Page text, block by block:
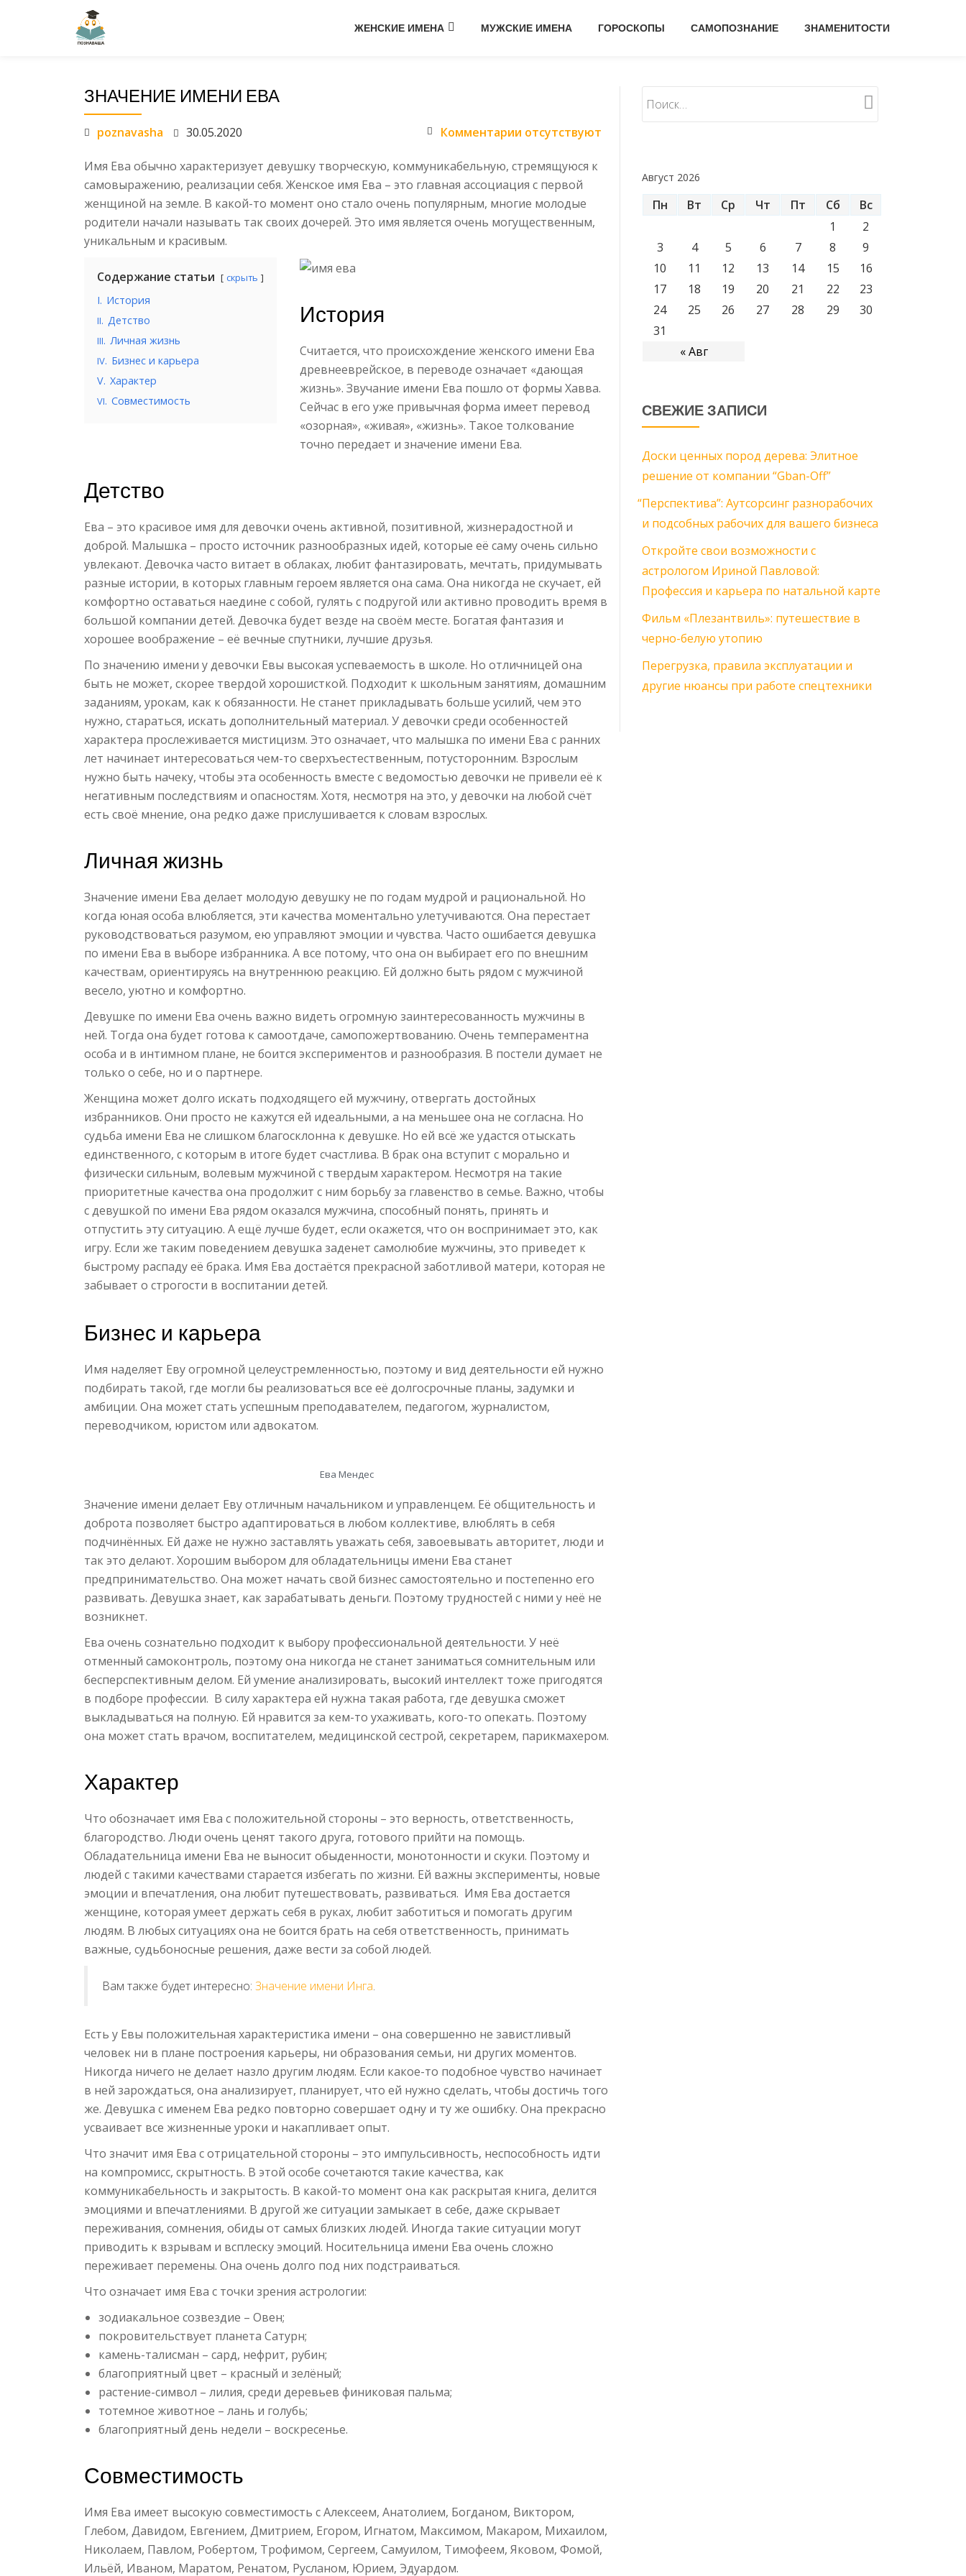
ЖЕНСКИЕ ИМЕНА МУЖСКИЕ ИМЕНА ГОРОСКОПЫ САМОПОЗНАНИЕ ЗНАМЕНИТОСТИ
ЗНАЧЕНИЕ ИМЕНИ ЕВА
poznavasha 30.05.2020 Комментарии отсутствуют
Имя Ева обычно характеризует девушку творческую, коммуникабельную, стремящуюся к
самовыражению, реализации себя. Женское имя Ева – это главная ассоциация с первой
женщиной на земле. В какой-то момент оно стало очень популярным, многие молодые
родители начали называть так своих дочерей. Это имя является очень могущественным,
уникальным и красивым.
Содержание статьи скрыть
I. История
II. Детство
III. Личная жизнь
IV. Бизнес и карьера
V. Характер
VI. Совместимость
История
Считается, что происхождение женского имени Ева
древнееврейское, в переводе означает «дающая
жизнь». Звучание имени Ева пошло от формы Хавва.
Сейчас в его уже привычная форма имеет перевод
«озорная», «живая», «жизнь». Такое толкование
точно передает и значение имени Ева.
Детство
Ева – это красивое имя для девочки очень активной, позитивной, жизнерадостной и
доброй. Малышка – просто источник разнообразных идей, которые её саму очень сильно
увлекают. Девочка часто витает в облаках, любит фантазировать, мечтать, придумывать
разные истории, в которых главным героем является она сама. Она никогда не скучает, ей
комфортно оставаться наедине с собой, гулять с подругой или активно проводить время в
большой компании детей. Девочка будет везде на своём месте. Богатая фантазия и
хорошее воображение – её вечные спутники, лучшие друзья.
По значению имени у девочки Евы высокая успеваемость в школе. Но отличницей она
быть не может, скорее твердой хорошисткой. Подходит к школьным занятиям, домашним
заданиям, урокам, как к обязанности. Не станет прикладывать больше усилий, чем это
нужно, стараться, искать дополнительный материал. У девочки среди особенностей
характера прослеживается мистицизм. Это означает, что малышка по имени Ева с ранних
лет начинает интересоваться чем-то сверхъестественным, потусторонним. Взрослым
нужно быть начеку, чтобы эта особенность вместе с ведомостью девочки не привели её к
негативным последствиям и опасностям. Хотя, несмотря на это, у девочки на любой счёт
есть своё мнение, она редко даже прислушивается к словам взрослых.
Личная жизнь
Значение имени Ева делает молодую девушку не по годам мудрой и рациональной. Но
когда юная особа влюбляется, эти качества моментально улетучиваются. Она перестает
руководствоваться разумом, ею управляют эмоции и чувства. Часто ошибается девушка
по имени Ева в выборе избранника. А все потому, что она он выбирает его по внешним
качествам, ориентируясь на внутреннюю реакцию. Ей должно быть рядом с мужчиной
весело, уютно и комфортно.
Девушке по имени Ева очень важно видеть огромную заинтересованность мужчины в
ней. Тогда она будет готова к самоотдаче, самопожертвованию. Очень темпераментна
особа и в интимном плане, не боится экспериментов и разнообразия. В постели думает не
только о себе, но и о партнере.
Женщина может долго искать подходящего ей мужчину, отвергать достойных
избранников. Они просто не кажутся ей идеальными, а на меньшее она не согласна. Но
судьба имени Ева не слишком благосклонна к девушке. Но ей всё же удастся отыскать
единственного, с которым в итоге будет счастлива. В брак она вступит с морально и
физически сильным, волевым мужчиной с твердым характером. Несмотря на такие
приоритетные качества она продолжит с ним борьбу за главенство в семье. Важно, чтобы
с девушкой по имени Ева рядом оказался мужчина, способный понять, принять и
отпустить эту ситуацию. А ещё лучше будет, если окажется, что он воспринимает это, как
игру. Если же таким поведением девушка заденет самолюбие мужчины, это приведет к
быстрому распаду её брака. Имя Ева достаётся прекрасной заботливой матери, которая не
забывает о строгости в воспитании детей.
Бизнес и карьера
Имя наделяет Еву огромной целеустремленностью, поэтому и вид деятельности ей нужно
подбирать такой, где могли бы реализоваться все её долгосрочные планы, задумки и
амбиции. Она может стать успешным преподавателем, педагогом, журналистом,
переводчиком, юристом или адвокатом.
Ева Мендес
Значение имени делает Еву отличным начальником и управленцем. Её общительность и
доброта позволяет быстро адаптироваться в любом коллективе, влюблять в себя
подчинённых. Ей даже не нужно заставлять уважать себя, завоевывать авторитет, люди и
так это делают. Хорошим выбором для обладательницы имени Ева станет
предпринимательство. Она может начать свой бизнес самостоятельно и постепенно его
развивать. Девушка знает, как зарабатывать деньги. Поэтому трудностей с ними у неё не
возникнет.
Ева очень сознательно подходит к выбору профессиональной деятельности. У неё
отменный самоконтроль, поэтому она никогда не станет заниматься сомнительным или
бесперспективным делом. Ей умение анализировать, высокий интеллект тоже пригодятся
в подборе профессии. В силу характера ей нужна такая работа, где девушка сможет
выкладываться на полную. Ей нравится за кем-то ухаживать, кого-то опекать. Поэтому
она может стать врачом, воспитателем, медицинской сестрой, секретарем, парикмахером.
Характер
Что обозначает имя Ева с положительной стороны – это верность, ответственность,
благородство. Люди очень ценят такого друга, готового прийти на помощь.
Обладательница имени Ева не выносит обыденности, монотонности и скуки. Поэтому и
людей с такими качествами старается избегать по жизни. Ей важны эксперименты, новые
эмоции и впечатления, она любит путешествовать, развиваться. Имя Ева достается
женщине, которая умеет держать себя в руках, любит заботиться и помогать другим
людям. В любых ситуациях она не боится брать на себя ответственность, принимать
важные, судьбоносные решения, даже вести за собой людей.
Вам также будет интересно: Значение имени Инга.
Есть у Евы положительная характеристика имени – она совершенно не завистливый
человек ни в плане построения карьеры, ни образования семьи, ни других моментов.
Никогда ничего не делает назло другим людям. Если какое-то подобное чувство начинает
в ней зарождаться, она анализирует, планирует, что ей нужно сделать, чтобы достичь того
же. Девушка с именем Ева редко повторно совершает одну и ту же ошибку. Она прекрасно
усваивает все жизненные уроки и накапливает опыт.
Что значит имя Ева с отрицательной стороны – это импульсивность, неспособность идти
на компромисс, скрытность. В этой особе сочетаются такие качества, как
коммуникабельность и закрытость. В какой-то момент она как раскрытая книга, делится
эмоциями и впечатлениями. В другой же ситуации замыкает в себе, даже скрывает
переживания, сомнения, обиды от самых близких людей. Иногда такие ситуации могут
приводить к взрывам и всплеску эмоций. Носительница имени Ева очень сложно
переживает перемены. Она очень долго под них подстраиваться.
Что означает имя Ева с точки зрения астрологии:
зодиакальное созвездие – Овен;
покровительствует планета Сатурн;
камень-талисман – сард, нефрит, рубин;
благоприятный цвет – красный и зелёный;
растение-символ – лилия, среди деревьев финиковая пальма;
тотемное животное – лань и голубь;
благоприятный день недели – воскресенье.
Совместимость
Имя Ева имеет высокую совместимость с Алексеем, Анатолием, Богданом, Виктором,
Глебом, Давидом, Евгением, Дмитрием, Егором, Игнатом, Максимом, Макаром, Михаилом,
Николаем, Павлом, Робертом, Трофимом, Сергеем, Самуилом, Тимофеем, Яковом, Фомой,
Ильёй, Иваном, Маратом, Ренатом, Русланом, Юрием, Эдуардом.
Август 2026
Пн Вт Ср Чт Пт Сб Вс
« Авг
1
2
3
4 5 6 7 8
9
10
11 12 13 14 15
16
17
18 19 20 21 22
23
24
25 26 27 28 29
30
31
СВЕЖИЕ ЗАПИСИ
Доски ценных пород дерева: Элитное
решение от компании “Gban-Off”
“Перспектива”: Аутсорсинг разнорабочих
и подсобных рабочих для вашего бизнеса
Откройте свои возможности с
астрологом Ириной Павловой:
Профессия и карьера по натальной карте
Фильм «Плезантвиль»: путешествие в
черно-белую утопию
Перегрузка, правила эксплуатации и
другие нюансы при работе спецтехники